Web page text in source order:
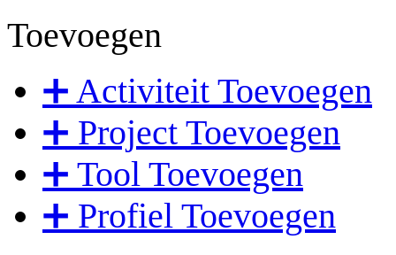
Toevoegen
➕ Activiteit Toevoegen
➕ Project Toevoegen
➕ Tool Toevoegen
➕ Profiel Toevoegen